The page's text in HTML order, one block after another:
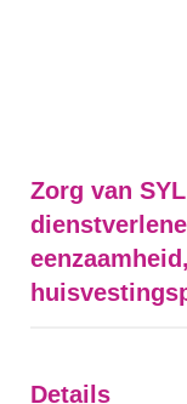
Zorg van
Details